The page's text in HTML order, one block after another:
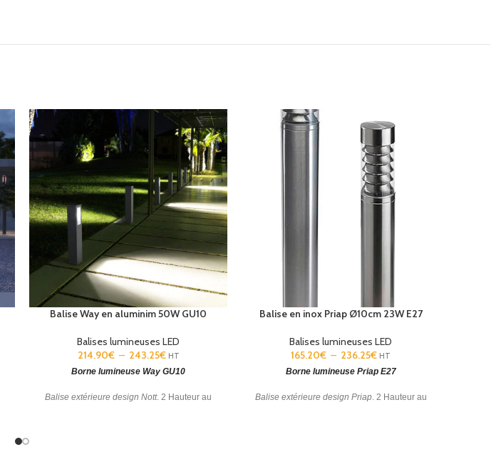
Balise Way en aluminim 50W GU10
Balises lumineuses LED
214.90€ – 243.25€ HT
Borne lumineuse Way GU10
Balise extérieure design Nott. 2 Hauteur au
Balise en inox Priap Ø10cm 23W E27
Balises lumineuses LED
165.20€ – 236.25€ HT
Borne lumineuse Priap E27
Balise extérieure design Priap. 2 Hauteur au